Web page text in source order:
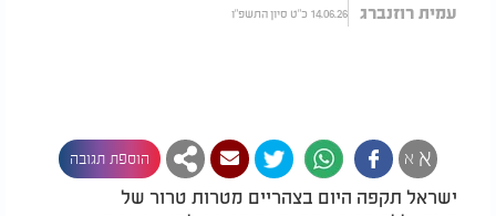
עמית רוזנברג 14.06.26 כ"ט סיון התשפ"ו
א א הוספת תגובה
ישראל תקפה היום בצהריים מטרות טרור של